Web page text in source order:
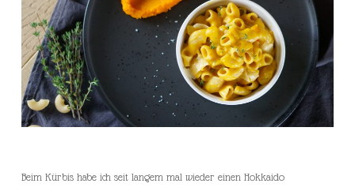
Beim Kürbis habe ich seit langem mal wieder einen Hokkaido